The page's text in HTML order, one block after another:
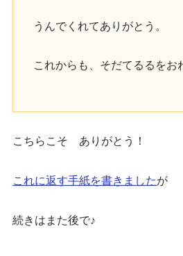
うんでくれてありがとう。
これからも、そだてるるをお
こちらこそ ありがとう！
これに返す手紙を書きましたが
続きはまた後で♪